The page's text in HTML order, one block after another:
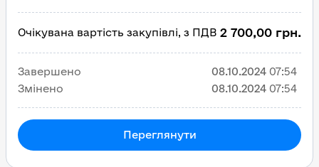
Очікувана вартість закупівлі, з ПДВ 2 700,00 грн.
Завершено 08.10.2024 07:54
Змінено
08.10.2024 07:54
Переглянути